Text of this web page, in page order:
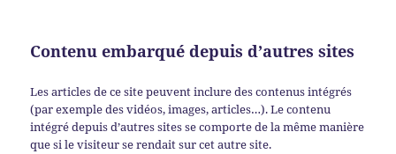
Contenu embarqué depuis d’autres sites
Les articles de ce site peuvent inclure des contenus intégrés
(par exemple des vidéos, images, articles…). Le contenu
intégré depuis d’autres sites se comporte de la même manière
que si le visiteur se rendait sur cet autre site.